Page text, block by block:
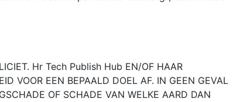
Hr Tech Publish Hub EN/OF HAAR
VOOR EEN BEPAALD DOEL AF. IN GEEN GEVAL
OF SCHADE VAN WELKE AARD DAN